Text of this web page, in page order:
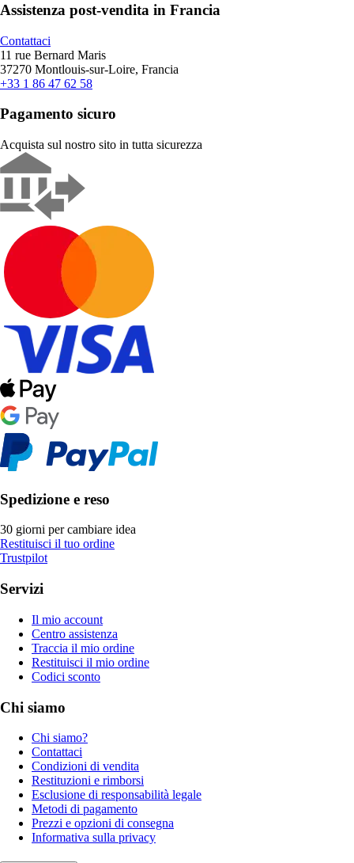
Assistenza post-vendita in Francia
Contattaci
11 rue Bernard Maris
37270 Montlouis-sur-Loire, Francia
+33 1 86 47 62 58
Pagamento sicuro
Acquista sul nostro sito in tutta sicurezza
Spedizione e reso
30 giorni per cambiare idea
Restituisci il tuo ordine
Trustpilot
Servizi
Il mio account
Centro assistenza
Traccia il mio ordine
Restituisci il mio ordine
Codici sconto
Chi siamo
Chi siamo?
Contattaci
Condizioni di vendita
Restituzioni e rimborsi
Esclusione di responsabilità legale
Metodi di pagamento
Prezzi e opzioni di consegna
Informativa sulla privacy